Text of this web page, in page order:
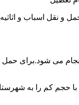
اسباب و اثاثیه
حجم کم را به